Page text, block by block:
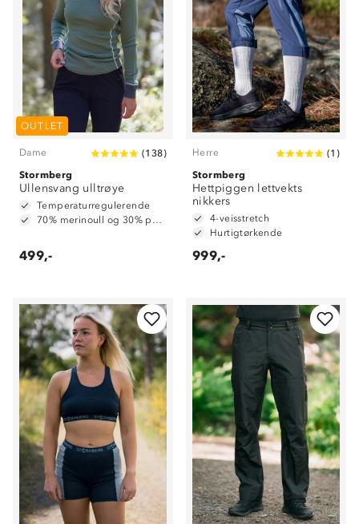
OUTLET
Dame (138)
Stormberg
Ullensvang ulltrøye
Temperaturregulerende
70% merinoull og 30% polyester
499,-
Herre (1 )
Stormberg
Hettpiggen lettvekts
nikkers
4-veisstretch
Hurtigtørkende
999,-